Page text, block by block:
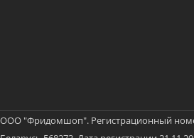
ООО "Фридомшоп". Регистрационный